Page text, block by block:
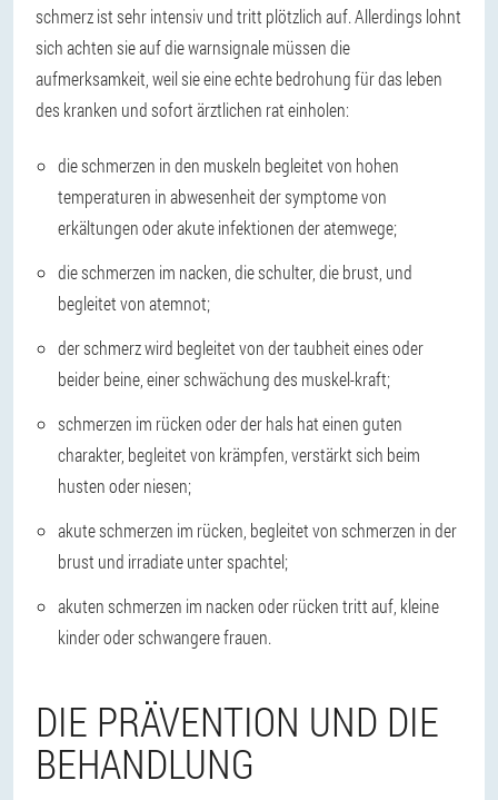
schmerz ist sehr intensiv und tritt plötzlich auf. Allerdings lohnt
sich achten sie auf die warnsignale müssen die
aufmerksamkeit, weil sie eine echte bedrohung für das leben
des kranken und sofort ärztlichen rat einholen:
die schmerzen in den muskeln begleitet von hohen
temperaturen in abwesenheit der symptome von
erkältungen oder akute infektionen der atemwege;
die schmerzen im nacken, die schulter, die brust, und
begleitet von atemnot;
der schmerz wird begleitet von der taubheit eines oder
beider beine, einer schwächung des muskel-kraft;
schmerzen im rücken oder der hals hat einen guten
charakter, begleitet von krämpfen, verstärkt sich beim
husten oder niesen;
akute schmerzen im rücken, begleitet von schmerzen in der
brust und irradiate unter spachtel;
akuten schmerzen im nacken oder rücken tritt auf, kleine
kinder oder schwangere frauen.
DIE PRÄVENTION UND DIE
BEHANDLUNG